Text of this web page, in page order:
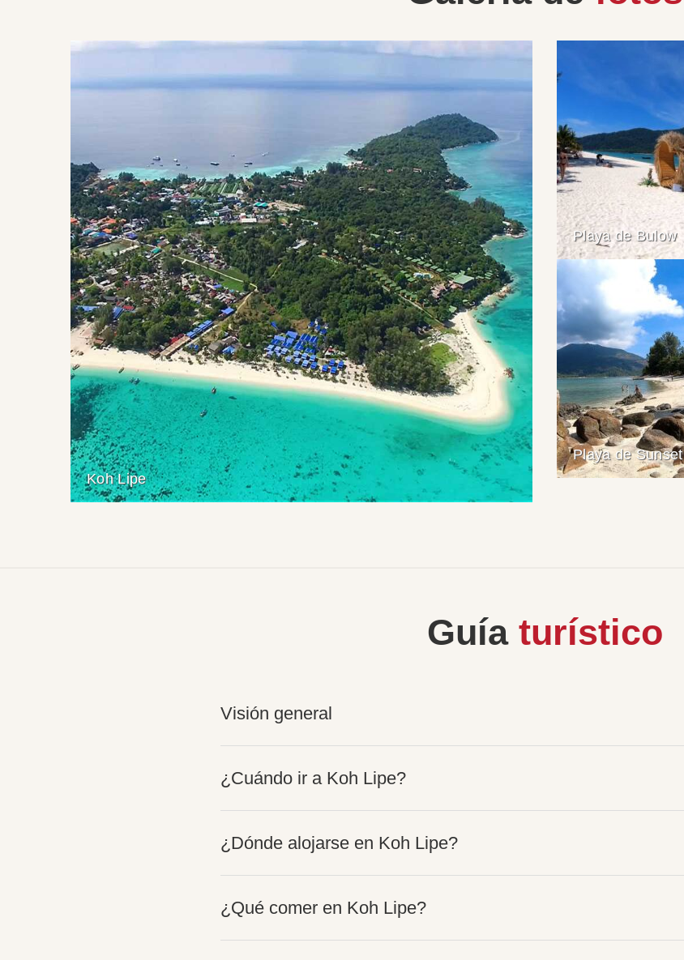
Koh Lipe
Playa de Bulow
Playa de Sunset
Guía turístico
Visión general
¿Cuándo ir a Koh Lipe?
¿Dónde alojarse en Koh Lipe?
¿Qué comer en Koh Lipe?